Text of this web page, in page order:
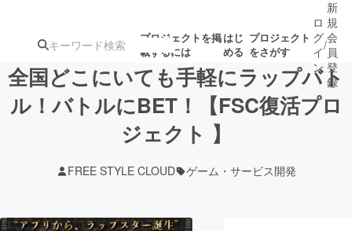
プロジェクトを掲
載するには
はじ
める
プロジェクト
をさがす
注目の新着プロ
募集終了が近いプ
ロ
グ
イ
ン
/
新
規
会
員
登
録
全国どこにいても手軽にラップバト
ル！バトルにBET！【FSC復活プロ
ジェクト 】
FREE STYLE CLOUD ゲーム・サービス開発